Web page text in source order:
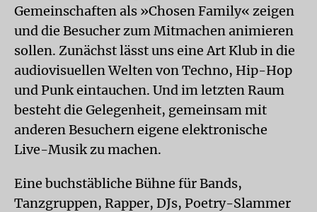
Gemeinschaften als »Chosen Family« zeigen
und die Besucher zum Mitmachen animieren
sollen. Zunächst lässt uns eine Art Klub in die
audiovisuellen Welten von Techno, Hip-Hop
und Punk eintauchen. Und im letzten Raum
besteht die Gelegenheit, gemeinsam mit
anderen Besuchern eigene elektronische
Live-Musik zu machen.
Eine buchstäbliche Bühne für Bands,
Tanzgruppen, Rapper, DJs, Poetry-Slammer